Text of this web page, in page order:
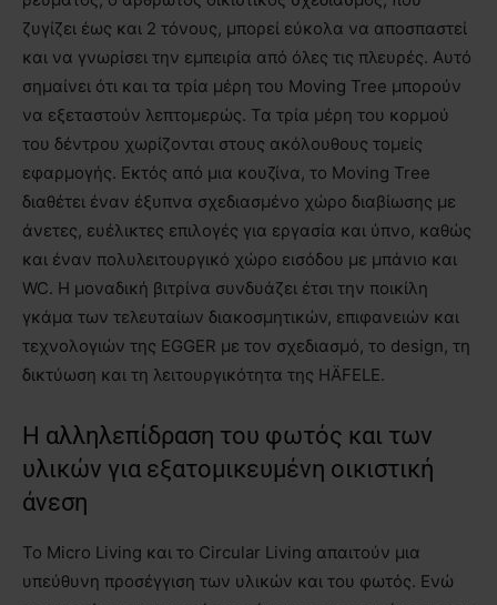
ζυγίζει έως και 2 τόνους, μπορεί εύκολα να αποσπαστεί
και να γνωρίσει την εμπειρία από όλες τις πλευρές. Αυτό
σημαίνει ότι και τα τρία μέρη του Moving Tree μπορούν
να εξεταστούν λεπτομερώς. Τα τρία μέρη του κορμού
του δέντρου χωρίζονται στους ακόλουθους τομείς
εφαρμογής. Εκτός από μια κουζίνα, το Moving Tree
διαθέτει έναν έξυπνα σχεδιασμένο χώρο διαβίωσης με
άνετες, ευέλικτες επιλογές για εργασία και ύπνο, καθώς
και έναν πολυλειτουργικό χώρο εισόδου με μπάνιο και
WC. Η μοναδική βιτρίνα συνδυάζει έτσι την ποικίλη
γκάμα των τελευταίων διακοσμητικών, επιφανειών και
τεχνολογιών της EGGER με τον σχεδιασμό, το design, τη
δικτύωση και τη λειτουργικότητα της HÄFELE.
Η αλληλεπίδραση του φωτός και των
υλικών για εξατομικευμένη οικιστική
άνεση
Το Micro Living και το Circular Living απαιτούν μια
υπεύθυνη προσέγγιση των υλικών και του φωτός. Ενώ